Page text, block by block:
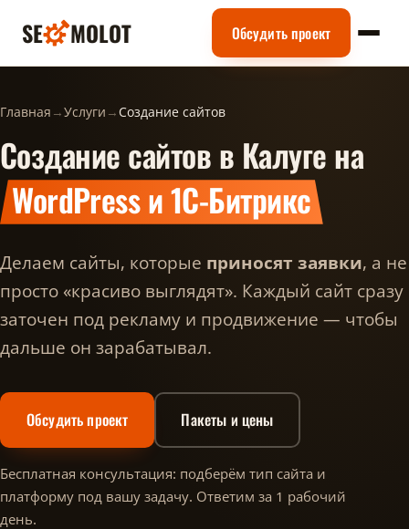
SE MOLOT Обсудить проект
Главная →Услуги → Создание сайтов
Создание сайтов в Калуге на
WordPress и 1С-Битрикс
Делаем сайты, которые приносят заявки, а не
просто «красиво выглядят». Каждый сайт сразу
заточен под рекламу и продвижение — чтобы
дальше он зарабатывал.
Обсудить проект Пакеты и цены
Бесплатная консультация: подберём тип сайта и
платформу под вашу задачу. Ответим за 1 рабочий
день.